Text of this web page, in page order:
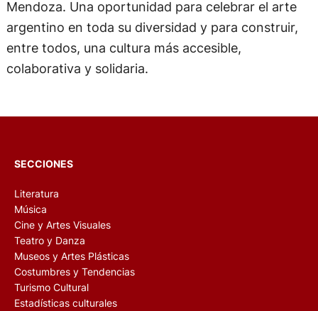
subasta sientan que este también es su
proyecto.”.
Arte en las Provincias invita a todos -
Mendoza. Una oportunidad para celebrar el arte
argentino en toda su diversidad y para construir,
entre todos, una cultura más accesible,
colaborativa y solidaria.